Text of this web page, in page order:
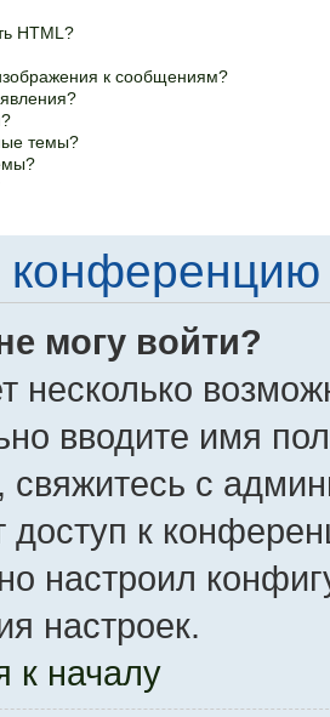
HTML?
к сообщениям?
темы?
могу войти?
несколько
вводите имя
свяжитесь с
доступ к
настроил
настроек.
к началу